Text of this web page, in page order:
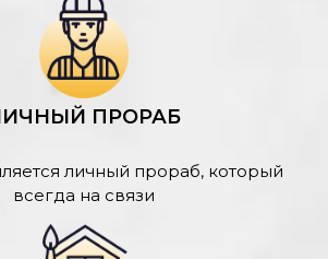
ПРОРАБ
личный прораб, который
всегда на связи